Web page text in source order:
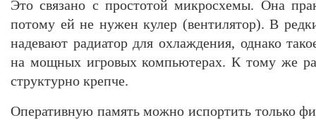
Это связано с простотой микросхемы. Она
потому ей не нужен кулер (вентилятор). В
надевают радиатор для охлаждения, однако
на мощных игровых компьютерах. К тому же
структурно крепче.
Оперативную память можно испортить только